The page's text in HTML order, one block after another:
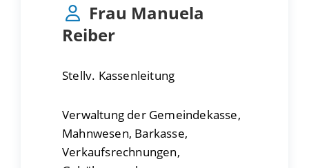
Frau Manuela
Reiber
Stellv. Kassenleitung
Verwaltung der Gemeindekasse,
Mahnwesen, Barkasse,
Verkaufsrechnungen,